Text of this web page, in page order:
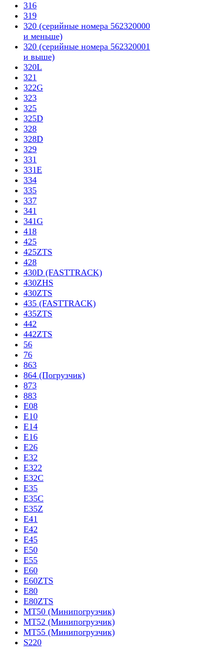
316
319
320 (серийные номера 562320000
и меньше)
320 (серийные номера 562320001
и выше)
320L
321
322G
323
325
325D
328
328D
329
331
331E
334
335
337
341
341G
418
425
425ZTS
428
430D (FASTTRACK)
430ZHS
430ZTS
435 (FASTTRACK)
435ZTS
442
442ZTS
56
76
863
864 (Погрузчик)
873
883
E08
E10
E14
E16
E26
E32
E322
E32C
E35
E35C
E35Z
E41
E42
E45
E50
E55
E60
E60ZTS
E80
E80ZTS
MT50 (Минипогрузчик)
MT52 (Минипогрузчик)
MT55 (Минипогрузчик)
S220